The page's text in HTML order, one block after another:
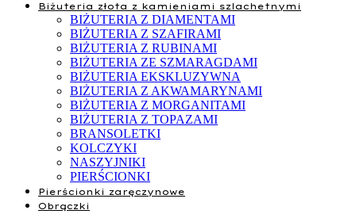
Biżuteria złota z kamieniami szlachetnymi
BIŻUTERIA Z DIAMENTAMI
BIŻUTERIA Z SZAFIRAMI
BIŻUTERIA Z RUBINAMI
BIŻUTERIA ZE SZMARAGDAMI
BIŻUTERIA EKSKLUZYWNA
BIŻUTERIA Z AKWAMARYNAMI
BIŻUTERIA Z MORGANITAMI
BIŻUTERIA Z TOPAZAMI
BRANSOLETKI
KOLCZYKI
NASZYJNIKI
PIERŚCIONKI
Pierścionki zaręczynowe
Obrączki